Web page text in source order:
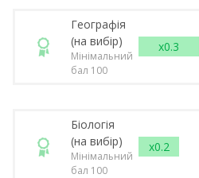
Географія
(на вибір)
Мінімальний
бал 100
x0.3
Біологія
(на вибір)
Мінімальний
бал 100
x0.2